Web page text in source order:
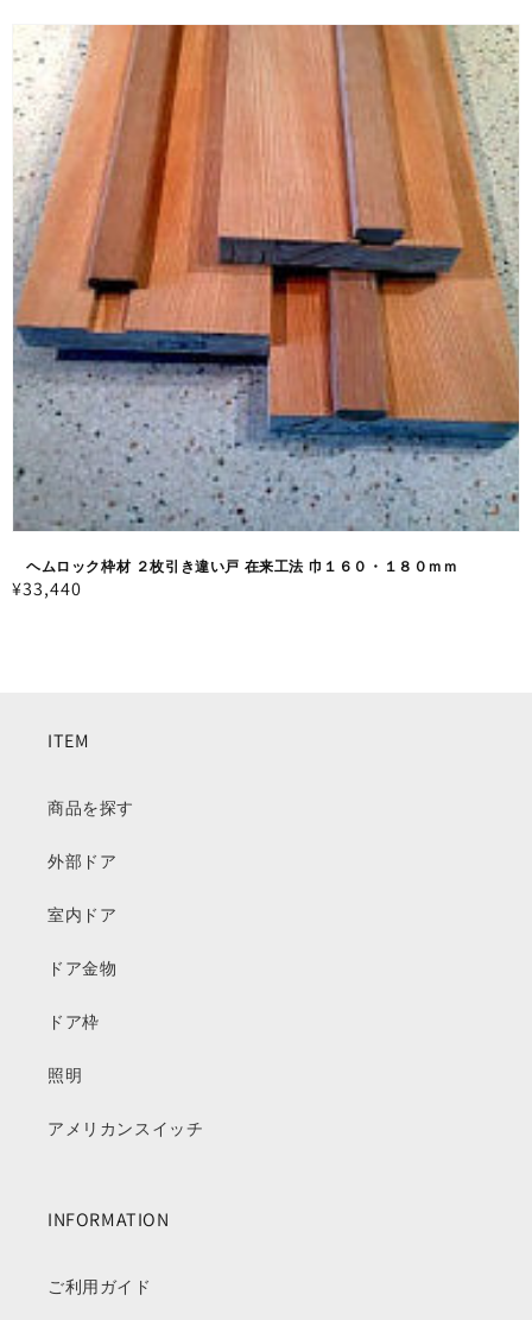
ヘムロック枠材 ２枚引き違い戸 在来工法 巾１６０・１８０ｍｍ
通
¥33,440
ITEM
商品を探す
外部ドア
室内ドア
ドア金物
ドア枠
照明
アメリカンスイッチ
INFORMATION
ご利用ガイド